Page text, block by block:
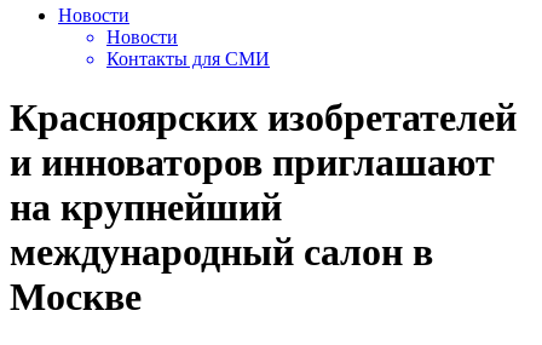
Новости
Новости
Контакты для СМИ
​Красноярских изобретателей
и инноваторов приглашают
на крупнейший
международный салон в
Москве